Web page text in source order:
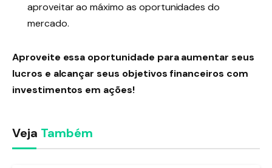
aproveitar ao máximo as oportunidades do
mercado.
Aproveite essa oportunidade para aumentar seus
lucros e alcançar seus objetivos financeiros com
investimentos em ações!
Veja Também